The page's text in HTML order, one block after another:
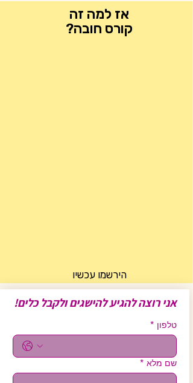
אז למה זה
קורס חובה?
הירשמו עכשיו
אני רוצה להגיע להישגים ולקבל כלים!
טלפון *
שם מלא *